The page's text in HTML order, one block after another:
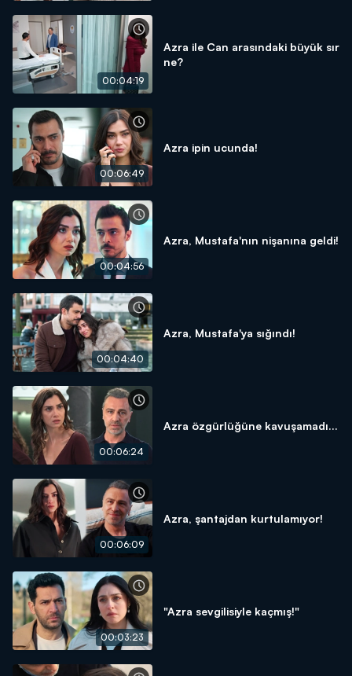
00:04:19
Azra ile Can arasındaki büyük sır
ne?
00:06:49
Azra ipin ucunda!
00:04:56
Azra, Mustafa'nın nişanına geldi!
00:04:40
Azra, Mustafa'ya sığındı!
00:06:24
Azra özgürlüğüne kavuşamadı...
00:06:09
Azra, şantajdan kurtulamıyor!
00:03:23
"Azra sevgilisiyle kaçmış!"